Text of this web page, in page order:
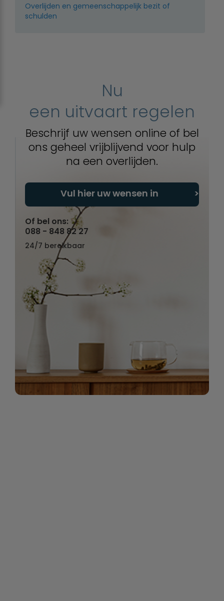
Overlijden en gemeenschappelijk bezit of
schulden
Nu
een uitvaart regelen
Beschrijf uw wensen online of bel
ons geheel vrijblijvend voor hulp
na een overlijden.
Vul hier uw wensen in
Of bel ons:
088 - 848 82 27
24/7 bereikbaar